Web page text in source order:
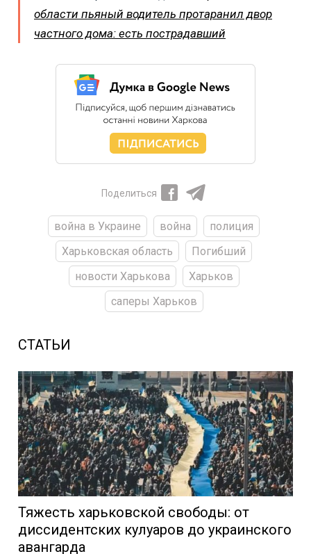
области пьяный водитель протаранил двор
частного дома: есть пострадавший
Поделиться
война в Украине война
полиция
Харьковская область
Погибший
новости Харькова
Харьков
саперы Харьков
СТАТЬИ
Тяжесть харьковской свободы: от
диссидентских кулуаров до украинского
авангарда